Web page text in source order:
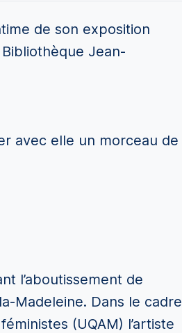
de son exposition
Jean-
avec elle un morceau de
l’aboutissement de
Madeleine. Dans le cadre
(UQAM) l’artiste